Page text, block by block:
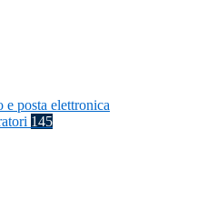
e posta elettronica
145